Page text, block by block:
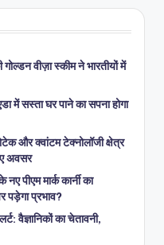
वीज़ा स्कीम ने भारतीयों में
घर पाने का सपना होगा
और क्वांटम टेक्नोलॉजी क्षेत्र
अवसर
पीएम मार्क कार्नी का
पड़ेगा प्रभाव?
वैज्ञानिकों का चेतावनी,